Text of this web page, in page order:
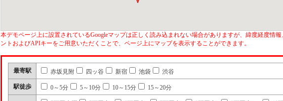
本デモページ上に設置されているGoogleマップは正しく読み込まれない場合がありますが、緯度経度情報
ントおよびAPIキーをご用意いただくことで、ページ上にマップを表示することができます。
最寄駅 赤坂見附 四ッ谷 新宿 池袋 渋谷
駅徒歩 0～5分 5～10分 10～15分 15～20分